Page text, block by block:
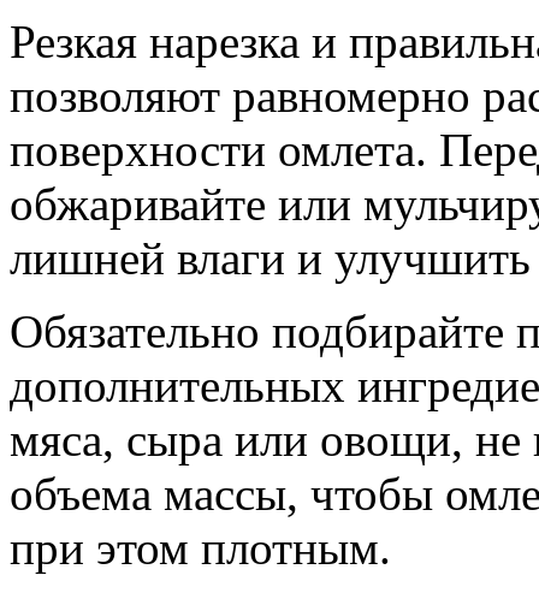
Резкая нарезка и
позволяют равномерно
поверхности омлета.
обжаривайте или
лишней влаги и
Обязательно подбирайте
дополнительных
мяса, сыра или овощи,
объема массы, чтобы
при этом плотным.